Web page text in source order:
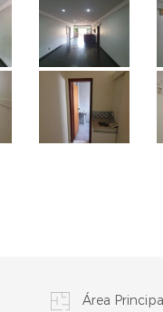
Área